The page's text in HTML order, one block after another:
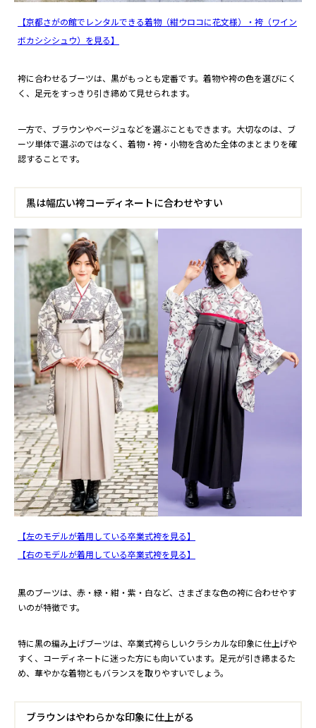
【京都さがの館でレンタルできる着物（紺ウロコに花文様）・袴（ワイン
ボカシシシュウ）を見る】
袴に合わせるブーツは、黒がもっとも定番です。着物や袴の色を選びにく
く、足元をすっきり引き締めて見せられます。
一方で、ブラウンやベージュなどを選ぶこともできます。大切なのは、ブ
ーツ単体で選ぶのではなく、着物・袴・小物を含めた全体のまとまりを確
認することです。
黒は幅広い袴コーディネートに合わせやすい
【左のモデルが着用している卒業式袴を見る】
【右のモデルが着用している卒業式袴を見る】
黒のブーツは、赤・緑・紺・紫・白など、さまざまな色の袴に合わせやす
いのが特徴です。
特に黒の編み上げブーツは、卒業式袴らしいクラシカルな印象に仕上げや
すく、コーディネートに迷った方にも向いています。足元が引き締まるた
め、華やかな着物ともバランスを取りやすいでしょう。
ブラウンはやわらかな印象に仕上がる